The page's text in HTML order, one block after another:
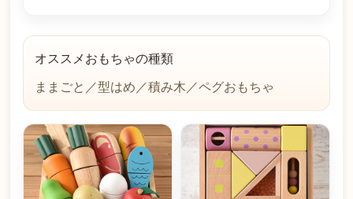
オススメおもちゃの種類
ままごと／型はめ／積み木／ペグおもちゃ